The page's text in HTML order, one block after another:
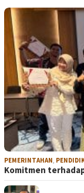
PEMERINTAHAN
Komitmen